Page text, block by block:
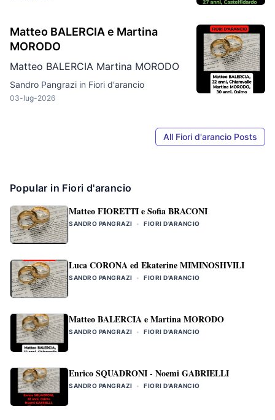
Matteo BALERCIA e Martina
MORODO
Matteo BALERCIA Martina MORODO
Sandro Pangrazi in Fiori d'arancio
03-lug-2026
All Fiori d'arancio Posts
Popular in Fiori d'arancio
Matteo FIORETTI e Sofia BRACONI
SANDRO PANGRAZI • FIORI D'ARANCIO
Luca CORONA ed Ekaterine MIMINOSHVILI
SANDRO PANGRAZI • FIORI D'ARANCIO
Matteo BALERCIA e Martina MORODO
SANDRO PANGRAZI • FIORI D'ARANCIO
Enrico SQUADRONI - Noemi GABRIELLI
SANDRO PANGRAZI • FIORI D'ARANCIO